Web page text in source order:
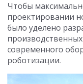
Чтобы
проектировании
было уделено
современного
роботизации.